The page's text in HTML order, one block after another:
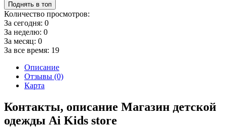
Поднять в топ
Количество просмотров:
За сегодня: 0
За неделю: 0
За месяц: 0
За все время: 19
Описание
Отзывы (0)
Карта
Контакты, описание Магазин детской
одежды Ai Kids store